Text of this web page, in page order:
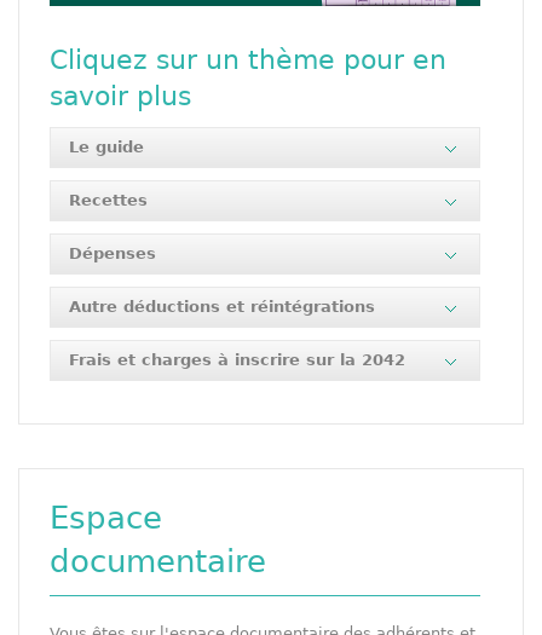
Cliquez sur un thème pour en
savoir plus
Le guide
Recettes
Dépenses
Autre déductions et réintégrations
Frais et charges à inscrire sur la 2042
Espace
documentaire